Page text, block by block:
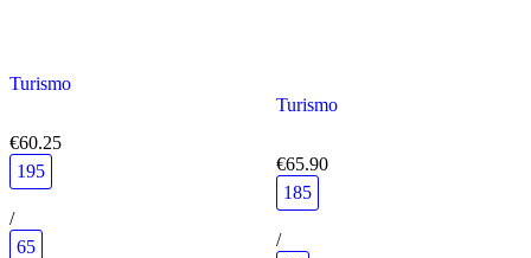
Turismo
€60.25
195
/
65
Turismo
€65.90
185
/